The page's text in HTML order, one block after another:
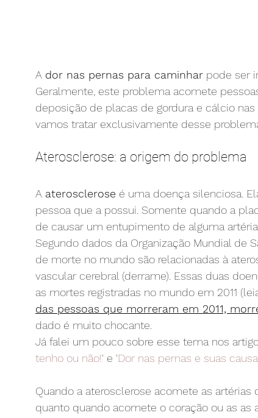
A dor nas pernas para caminhar pode ser
Geralmente, este problema acomete
deposição de placas de gordura e cálcio
vamos tratar exclusivamente desse
Aterosclerose: a origem do problema
A aterosclerose é uma doença silenciosa.
pessoa que a possui. Somente quando a
de causar um entupimento de alguma
Segundo dados da Organização Mundial de
de morte no mundo são relacionadas à
vascular cerebral (derrame). Essas duas
as mortes registradas no mundo em 2011
das pessoas que morreram em 2011,
dado é muito chocante.
Já falei um pouco sobre esse tema nos
tenho ou não!' e 'Dor nas pernas e suas
Quando a aterosclerose acomete as artérias
quanto quando acomete o coração ou as